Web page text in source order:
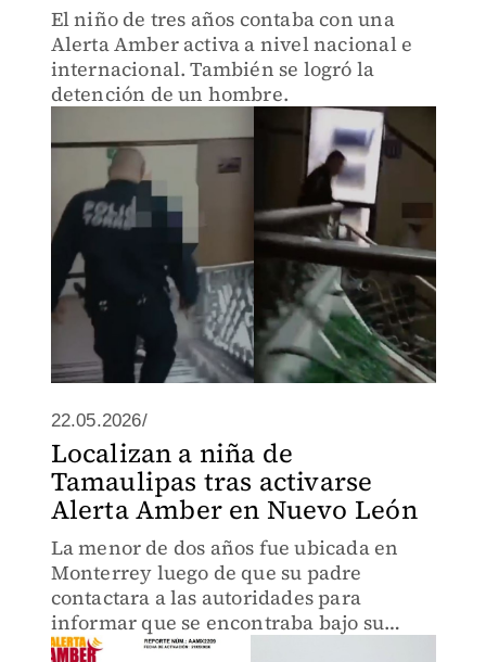
El niño de tres años contaba con una
Alerta Amber activa a nivel nacional e
internacional. También se logró la
detención de un hombre.
22.05.2026/
Localizan a niña de
Tamaulipas tras activarse
Alerta Amber en Nuevo León
La menor de dos años fue ubicada en
Monterrey luego de que su padre
contactara a las autoridades para
informar que se encontraba bajo su
cuidado.